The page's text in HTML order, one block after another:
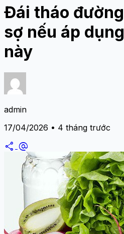
Đái tháo
sợ nếu áp
này
admin
17/04/2026 • 4 tháng trước
share alternate_email